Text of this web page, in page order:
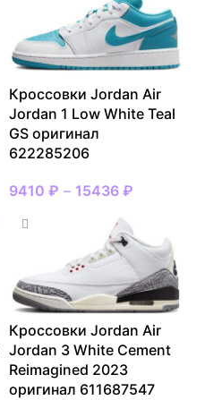
Кроссовки Jordan Air
Jordan 1 Low White Teal
GS оригинал
622285206
9410 ₽ – 15436 ₽
Кроссовки Jordan Air
Jordan 3 White Cement
Reimagined 2023
оригинал 611687547